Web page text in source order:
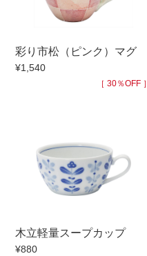
彩り市松（ピンク）マグ
¥1,540
［ 30％OFF ］
木立軽量スープカップ
¥880